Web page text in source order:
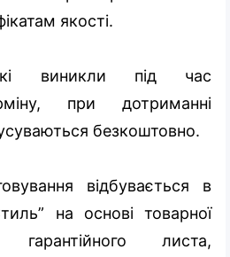
якості.
виникли під час
при дотриманні
безкоштовно.
відбувається в
на основі товарної
листа,